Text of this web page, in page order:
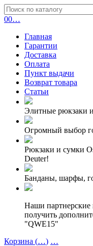
00…
Главная
Гарантии
Доставка
Оплата
Пункт выдачи
Возврат товара
Статьи
Элитные рюкзаки
Огромный выбор
Рюкзаки и сумки
Deuter!
Банданы, шарфы,
Наши партнерские
получить
"QWE15"
Корзина (…) …